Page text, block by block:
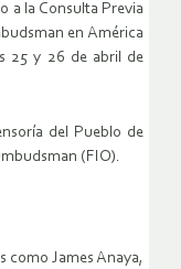
a la Consulta Previa
en América
25 y 26 de abril de
del Pueblo de
(FIO).
como James Anaya,